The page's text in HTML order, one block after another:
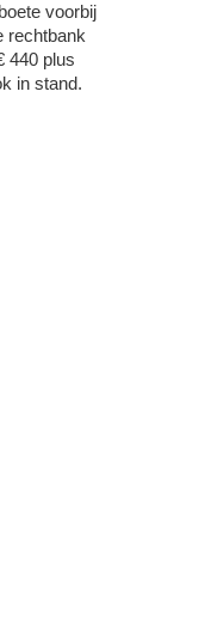
voorbij
rechtbank
440 plus
in stand.